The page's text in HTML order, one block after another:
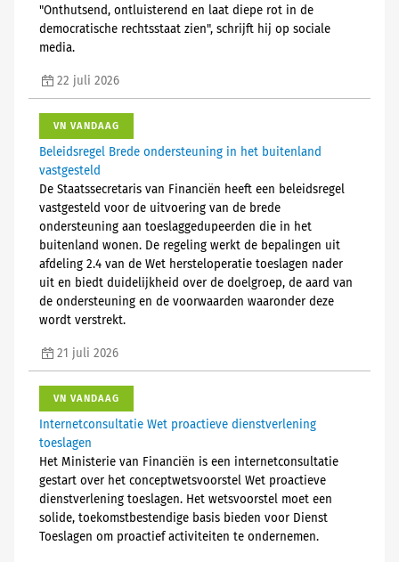
"Onthutsend, ontluisterend en laat diepe rot in de
democratische rechtsstaat zien", schrijft hij op sociale
media.
22 juli 2026
VN VANDAAG
Beleidsregel Brede ondersteuning in het buitenland
vastgesteld
De Staatssecretaris van Financiën heeft een beleidsregel
vastgesteld voor de uitvoering van de brede
ondersteuning aan toeslaggedupeerden die in het
buitenland wonen. De regeling werkt de bepalingen uit
afdeling 2.4 van de Wet hersteloperatie toeslagen nader
uit en biedt duidelijkheid over de doelgroep, de aard van
de ondersteuning en de voorwaarden waaronder deze
wordt verstrekt.
21 juli 2026
VN VANDAAG
Internetconsultatie Wet proactieve dienstverlening
toeslagen
Het Ministerie van Financiën is een internetconsultatie
gestart over het conceptwetsvoorstel Wet proactieve
dienstverlening toeslagen. Het wetsvoorstel moet een
solide, toekomstbestendige basis bieden voor Dienst
Toeslagen om proactief activiteiten te ondernemen.